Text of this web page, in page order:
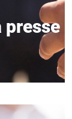
presse